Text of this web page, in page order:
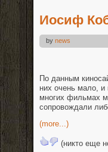
Иосиф
by news
По данным
них очень мало, и
многих фильмах
сопровождали
(more...)
(никто еще